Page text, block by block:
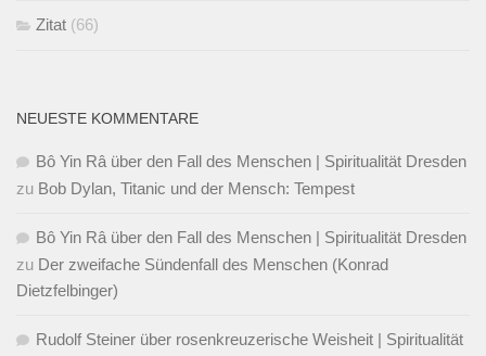
Zitat (66)
NEUESTE KOMMENTARE
Bô Yin Râ über den Fall des Menschen | Spiritualität Dresden
zu Bob Dylan, Titanic und der Mensch: Tempest
Bô Yin Râ über den Fall des Menschen | Spiritualität Dresden
zu Der zweifache Sündenfall des Menschen (Konrad
Dietzfelbinger)
Rudolf Steiner über rosenkreuzerische Weisheit | Spiritualität